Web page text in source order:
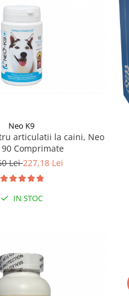
Neo K9
articulatii la caini, Neo
90 Comprimate
Lei227,18 Lei
IN STOC